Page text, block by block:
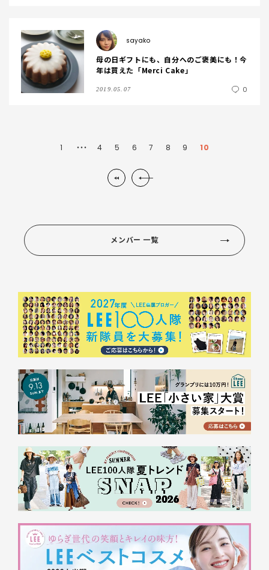
sayako
母の日ギフトにも、自分へのご褒美にも！今
年は買えた「Merci Cake」
2019.05.07 0
1 ・・・ 4 5 6 7 8 9 10
メンバー 一覧